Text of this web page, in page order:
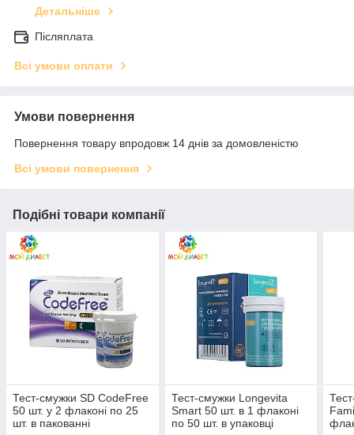
Детальніше
Післяплата
Всі умови оплати
Умови повернення
Повернення товару впродовж 14 днів за домовленістю
Всі умови повернення
Подібні товари компанії
Тест-смужки SD CodeFree
50 шт. у 2 флаконі по 25
шт. в пакованні
Тест-смужки Longevita
Smart 50 шт. в 1 флаконі
по 50 шт. в упаковці